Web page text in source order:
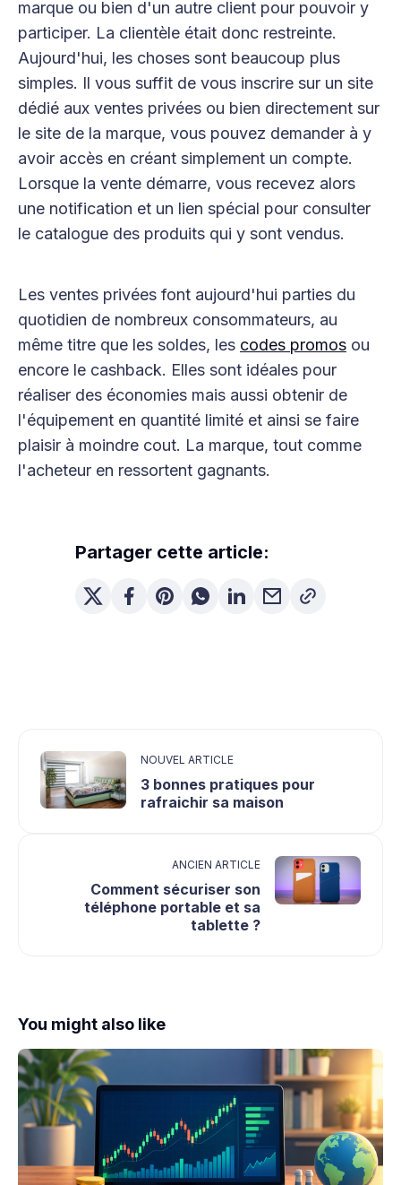
marque ou bien d'un autre client pour pouvoir y
participer. La clientèle était donc restreinte.
Aujourd'hui, les choses sont beaucoup plus
simples. Il vous suffit de vous inscrire sur un site
dédié aux ventes privées ou bien directement sur
le site de la marque, vous pouvez demander à y
avoir accès en créant simplement un compte.
Lorsque la vente démarre, vous recevez alors
une notification et un lien spécial pour consulter
le catalogue des produits qui y sont vendus.
Les ventes privées font aujourd'hui parties du
quotidien de nombreux consommateurs, au
même titre que les soldes, les codes promos ou
encore le cashback. Elles sont idéales pour
réaliser des économies mais aussi obtenir de
l'équipement en quantité limité et ainsi se faire
plaisir à moindre cout. La marque, tout comme
l'acheteur en ressortent gagnants.
Partager cette article:
NOUVEL ARTICLE
3 bonnes pratiques pour
rafraichir sa maison
ANCIEN ARTICLE
Comment sécuriser son
téléphone portable et sa
tablette ?
You might also like